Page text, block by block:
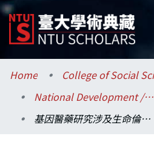
Communities & Collections
Research Outputs
Home
National Development / 國家發展研究所
基因醫藥研究涉及生命倫理、社會風險之治理分析 — 以人類胚胎幹細胞及再生醫學為思考點